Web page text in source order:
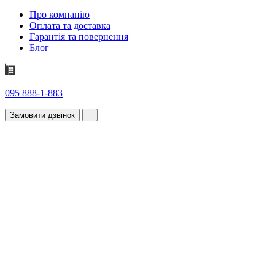
Про компанію
Оплата та доставка
Гарантія та повернення
Блог
095 888-1-883
Замовити дзвінок